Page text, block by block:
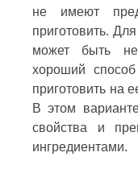
не имеют
приготовить.
может быть
хороший
приготовить на
В этом
свойства и
ингредиентами.